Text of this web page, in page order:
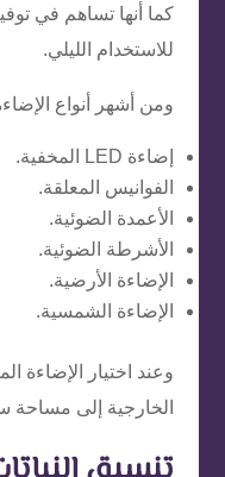
كما أنها تساهم في
للاستخدام الليلي.
ومن أشهر أنواع
إضاءة LED المخفية.
الفوانيس المعلقة.
الأعمدة الضوئية.
الأشرطة الضوئية.
الإضاءة الأرضية.
الإضاءة الشمسية.
وعند اختيار الإضاءة
الخارجية إلى مساحة